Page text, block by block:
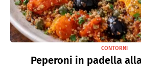
CONTORNI
Peperoni in padella